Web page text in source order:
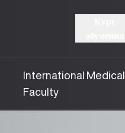
International Medical
Faculty